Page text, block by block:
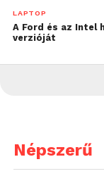
LAPTOP
A Ford és az Intel
verzióját
Népszerű